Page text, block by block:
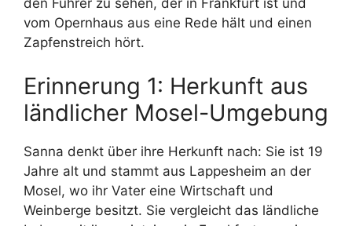
den Führer zu sehen, der in Frankfurt ist und
vom Opernhaus aus eine Rede hält und einen
Zapfenstreich hört.
Erinnerung 1: Herkunft aus
ländlicher Mosel-Umgebung
Sanna denkt über ihre Herkunft nach: Sie ist 19
Jahre alt und stammt aus Lappesheim an der
Mosel, wo ihr Vater eine Wirtschaft und
Weinberge besitzt. Sie vergleicht das ländliche